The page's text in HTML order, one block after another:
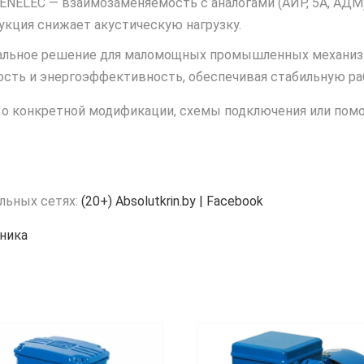
снижает акустическую нагрузку.
решение для маломощных промышленных
и энергоэффективность, обеспечивая стабильную
модификации, схемы подключения или
сетях: (20+) Absolutkrin.by | Facebook